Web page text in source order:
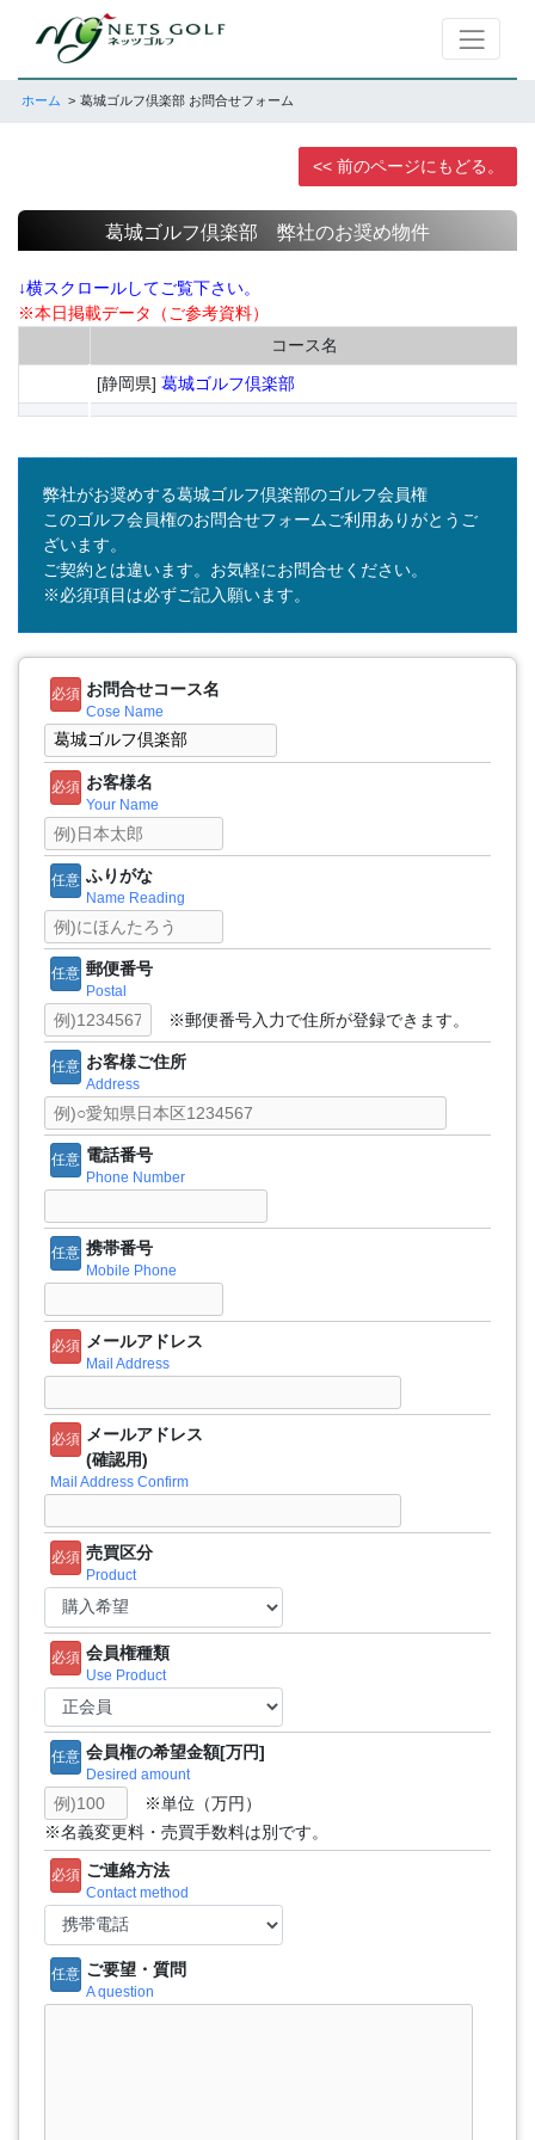
ホーム 葛城ゴルフ倶楽部 お問合せフォーム
<< 前のページにもどる。
葛城ゴルフ倶楽部 弊社のお奨め物件
↓横スクロールしてご覧下さい。
※本日掲載データ（ご参考資料）
コース名
[静岡県] 葛城ゴルフ倶楽部
弊社がお奨めする葛城ゴルフ倶楽部のゴルフ会員権
このゴルフ会員権のお問合せフォームご利用ありがとうご
ざいます。
ご契約とは違います。お気軽にお問合せください。
※必須項目は必ずご記入願います。
必須 お問合せコース名
Cose Name
必須 お客様名
Your Name
任意 ふりがな
Name Reading
任意 郵便番号
Postal
※郵便番号入力で住所が登録できます。
任意 お客様ご住所
Address
任意 電話番号
Phone Number
任意 携帯番号
Mobile Phone
必須 メールアドレス
Mail Address
必須 メールアドレス
(確認用)
Mail Address Confirm
必須 売買区分
Product
必須 会員権種類
Use Product
任意 会員権の希望金額[万円]
Desired amount
※単位（万円）
※名義変更料・売買手数料は別です。
必須 ご連絡方法
Contact method
任意 ご要望・質問
A question